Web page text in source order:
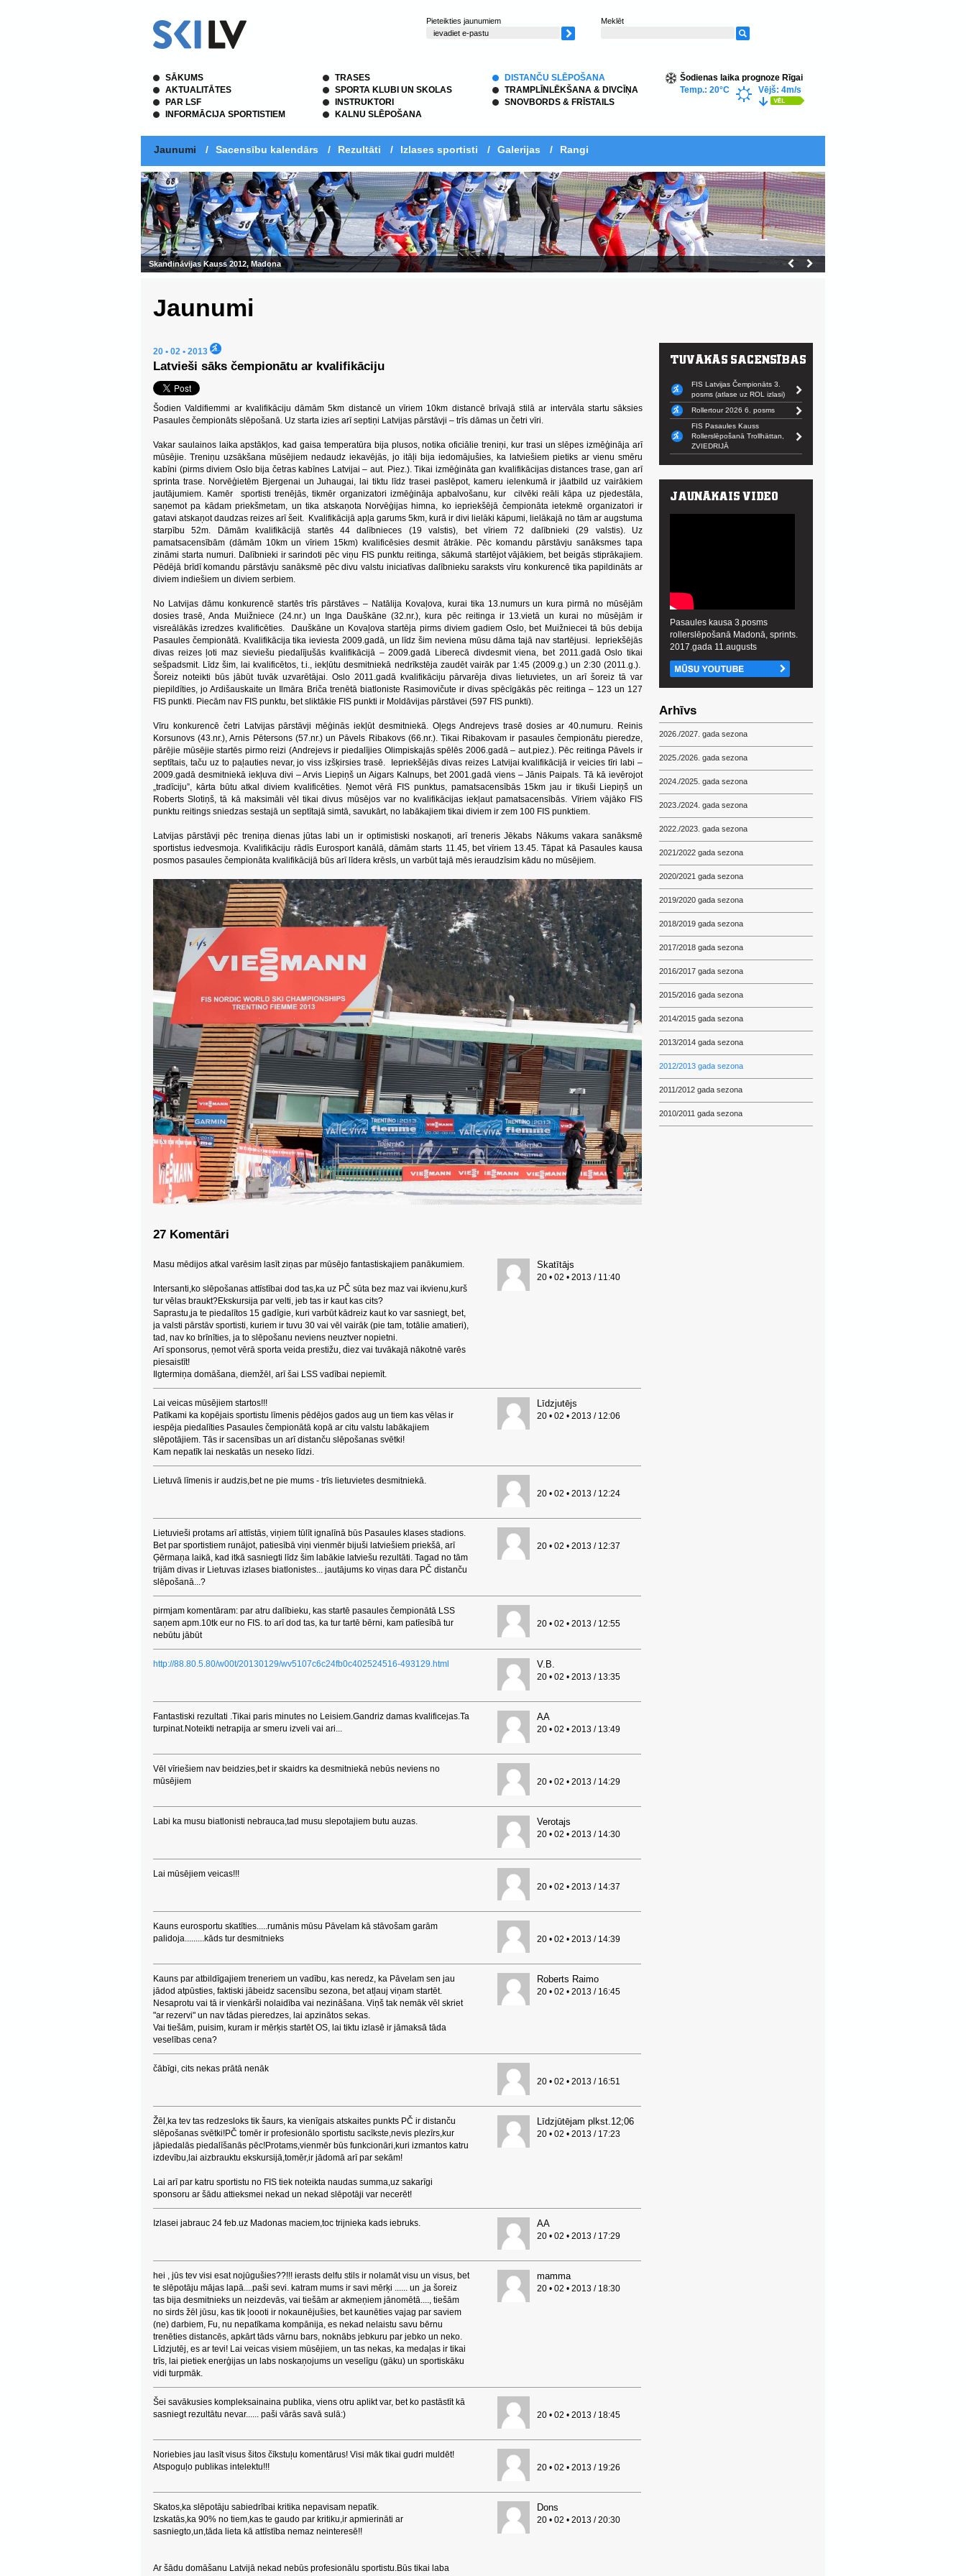
Pieteikties jaunumiem Meklēt
SĀKUMS
AKTUALITĀTES
PAR LSF
INFORMĀCIJA SPORTISTIEM
TRASES
SPORTA KLUBI UN SKOLAS
INSTRUKTORI
KALNU SLĒPOŠANA
DISTANČU SLĒPOŠANA
TRAMPLĪNLĒKŠANA & DIVCĪŅA
SNOVBORDS & FRĪSTAILS
Šodienas laika prognoze Rīgai
Temp.: 20°C
Vējš: 4m/s
Jaunumi / Sacensību kalendārs / Rezultāti / Izlases sportisti / Galerijas / Rangi
Jaunumi
20 • 02 • 2013
Latvieši sāks čempionātu ar kvalifikāciju
Šodien Valdifiemmi ar kvalifikāciju dāmām 5km distancē un vīriem 10km distancē brīvajā stilā ar intervāla startu sāksies
Pasaules čempionāts slēpošanā. Uz starta izies arī septiņi Latvijas pārstāvji – trīs dāmas un četri vīri.
Vakar saulainos laika apstākļos, kad gaisa temperatūra bija plusos, notika oficiālie treniņi, kur trasi un slēpes izmēģināja arī
mūsējie. Treniņu uzsākšana mūsējiem nedaudz iekavējās, jo itāļi bija iedomājušies, ka latviešiem pietiks ar vienu smēru
kabīni (pirms diviem Oslo bija četras kabīnes Latvijai – aut. Piez.). Tikai izmēģināta gan kvalifikācijas distances trase, gan arī
sprinta trase. Norvēģietēm Bjergenai un Juhaugai, lai tiktu līdz trasei paslēpot, kameru ielenkumā ir jāatbild uz vairākiem
jautājumiem. Kamēr sportisti trenējās, tikmēr organizatori izmēģināja apbalvošanu, kur cilvēki reāli kāpa uz pjedestāla,
saņemot pa kādam priekšmetam, un tika atskaņota Norvēģijas himna, ko iepriekšējā čempionāta ietekmē organizatori ir
gatavi atskaņot daudzas reizes arī šeit. Kvalifikācijā apļa garums 5km, kurā ir divi lielāki kāpumi, lielākajā no tām ar augstuma
starpību 52m. Dāmām kvalifikācijā startēs 44 dalībnieces (19 valstis), bet vīriem 72 dalībnieki (29 valstis). Uz
pamatsacensībām (dāmām 10km un vīriem 15km) kvalificēsies desmit ātrākie. Pēc komandu pārstāvju sanāksmes tapa
zināmi starta numuri. Dalībnieki ir sarindoti pēc viņu FIS punktu reitinga, sākumā startējot vājākiem, bet beigās stiprākajiem.
Pēdējā brīdī komandu pārstāvju sanāksmē pēc divu valstu iniciatīvas dalībnieku saraksts vīru konkurencē tika papildināts ar
diviem indiešiem un diviem serbiem.
No Latvijas dāmu konkurencē startēs trīs pārstāves – Natālija Kovaļova, kurai tika 13.numurs un kura pirmā no mūsējām
dosies trasē, Anda Muižniece (24.nr.) un Inga Dauškāne (32.nr.), kura pēc reitinga ir 13.vietā un kurai no mūsējām ir
visreālākās izredzes kvalificēties. Dauškāne un Kovaļova startēja pirms diviem gadiem Oslo, bet Muižniecei tā būs debija
Pasaules čempionātā. Kvalifikācija tika ieviesta 2009.gadā, un līdz šim neviena mūsu dāma tajā nav startējusi. Iepriekšējās
divas reizes ļoti maz sieviešu piedalījušās kvalifikācijā – 2009.gadā Liberecā divdesmit viena, bet 2011.gadā Oslo tikai
sešpadsmit. Līdz šim, lai kvalificētos, t.i., iekļūtu desmitniekā nedrīkstēja zaudēt vairāk par 1:45 (2009.g.) un 2:30 (2011.g.).
Šoreiz noteikti būs jābūt tuvāk uzvarētājai. Oslo 2011.gadā kvalifikāciju pārvarēja divas lietuvietes, un arī šoreiz tā var
piepildīties, jo Ardišauskaite un Ilmāra Briča trenētā biatloniste Rasimovičute ir divas spēcīgākās pēc reitinga – 123 un 127
FIS punkti. Piecām nav FIS punktu, bet sliktākie FIS punkti ir Moldāvijas pārstāvei (597 FIS punkti).
Vīru konkurencē četri Latvijas pārstāvji mēģinās iekļūt desmitniekā. Oļegs Andrejevs trasē dosies ar 40.numuru. Reinis
Korsunovs (43.nr.), Arnis Pētersons (57.nr.) un Pāvels Ribakovs (66.nr.). Tikai Ribakovam ir pasaules čempionātu pieredze,
pārējie mūsējie startēs pirmo reizi (Andrejevs ir piedalījies Olimpiskajās spēlēs 2006.gadā – aut.piez.). Pēc reitinga Pāvels ir
septītais, taču uz to paļauties nevar, jo viss izšķirsies trasē. Iepriekšējās divas reizes Latvijai kvalifikācijā ir veicies tīri labi –
2009.gadā desmitniekā iekļuva divi – Arvis Liepiņš un Aigars Kalnups, bet 2001.gadā viens – Jānis Paipals. Tā kā ievērojot
„tradīciju”, kārta būtu atkal diviem kvalificēties. Ņemot vērā FIS punktus, pamatsacensībās 15km jau ir tikuši Liepiņš un
Roberts Slotiņš, tā kā maksimāli vēl tikai divus mūsējos var no kvalifikācijas iekļaut pamatsacensībās. Vīriem vājāko FIS
punktu reitings sniedzas sestajā un septītajā simtā, savukārt, no labākajiem tikai diviem ir zem 100 FIS punktiem.
Latvijas pārstāvji pēc treniņa dienas jūtas labi un ir optimistiski noskaņoti, arī treneris Jēkabs Nākums vakara sanāksmē
sportistus iedvesmoja. Kvalifikāciju rādīs Eurosport kanālā, dāmām starts 11.45, bet vīriem 13.45. Tāpat kā Pasaules kausa
posmos pasaules čempionāta kvalifikācijā būs arī līdera krēsls, un varbūt tajā mēs ieraudzīsim kādu no mūsējiem.
27 Komentāri
Masu mēdijos atkal varēsim lasīt ziņas par mūsējo fantastiskajiem panākumiem.
Intersanti,ko slēpošanas attīstībai dod tas,ka uz PČ sūta bez maz vai ikvienu,kurš
tur vēlas braukt?Ekskursija par velti, jeb tas ir kaut kas cits?
Saprastu,ja te piedalītos 15 gadīgie, kuri varbūt kādreiz kaut ko var sasniegt, bet,
ja valsti pārstāv sportisti, kuriem ir tuvu 30 vai vēl vairāk (pie tam, totālie amatieri),
tad, nav ko brīnīties, ja to slēpošanu neviens neuztver nopietni.
Arī sponsorus, ņemot vērā sporta veida prestižu, diez vai tuvākajā nākotnē varēs
piesaistīt!
Ilgtermiņa domāšana, diemžēl, arī šai LSS vadībai nepiemīt.
Skatītājs
20 • 02 • 2013 / 11:40
Lai veicas mūsējiem startos!!!
Patīkami ka kopējais sportistu līmenis pēdējos gados aug un tiem kas vēlas ir
iespēja piedalīties Pasaules čempionātā kopā ar citu valstu labākajiem
slēpotājiem. Tās ir sacensības un arī distanču slēpošanas svētki!
Kam nepatīk lai neskatās un neseko līdzi.
Līdzjutējs
20 • 02 • 2013 / 12:06
Lietuvā līmenis ir audzis,bet ne pie mums - trīs lietuvietes desmitniekā.
20 • 02 • 2013 / 12:24
Lietuvieši protams arī attīstās, viņiem tūlīt ignalīnā būs Pasaules klases stadions.
Bet par sportistiem runājot, patiesībā viņi vienmēr bijuši latviešiem priekšā, arī
Ģērmaņa laikā, kad itkā sasniegti līdz šim labākie latviešu rezultāti. Tagad no tām
trijām divas ir Lietuvas izlases biatlonistes... jautājums ko viņas dara PČ distanču
slēpošanā...?
20 • 02 • 2013 / 12:37
pirmjam komentāram: par atru dalībieku, kas startē pasaules čempionātā LSS
saņem apm.10tk eur no FIS. to arī dod tas, ka tur tartē bērni, kam patīesībā tur
nebūtu jābūt
20 • 02 • 2013 / 12:55
http://88.80.5.80/w00t/20130129/wv5107c6c24fb0c402524516-493129.html V.B.
20 • 02 • 2013 / 13:35
Fantastiski rezultati .Tikai paris minutes no Leisiem.Gandriz damas kvalificejas.Ta
turpinat.Noteikti netrapija ar smeru izveli vai ari...
AA
20 • 02 • 2013 / 13:49
Vēl vīriešiem nav beidzies,bet ir skaidrs ka desmitniekā nebūs neviens no
mūsējiem
20 • 02 • 2013 / 14:29
Labi ka musu biatlonisti nebrauca,tad musu slepotajiem butu auzas. Verotajs
20 • 02 • 2013 / 14:30
Lai mūsējiem veicas!!!
20 • 02 • 2013 / 14:37
Kauns eurosportu skatīties.....rumānis mūsu Pāvelam kā stāvošam garām
palidoja.........kāds tur desmitnieks
20 • 02 • 2013 / 14:39
Kauns par atbildīgajiem treneriem un vadību, kas neredz, ka Pāvelam sen jau
jādod atpūsties, faktiski jābeidz sacensību sezona, bet atļauj viņam startēt.
Nesaprotu vai tā ir vienkārši nolaidība vai nezināšana. Viņš tak nemāk vēl skriet
"ar rezervi" un nav tādas pieredzes, lai apzinātos sekas.
Vai tiešām, puisim, kuram ir mērķis startēt OS, lai tiktu izlasē ir jāmaksā tāda
veselības cena?
Roberts Raimo
20 • 02 • 2013 / 16:45
čābīgi, cits nekas prātā nenāk
20 • 02 • 2013 / 16:51
Žēl,ka tev tas redzesloks tik šaurs, ka vienīgais atskaites punkts PČ ir distanču
slēpošanas svētki!PČ tomēr ir profesionālo sportistu sacīkste,nevis plezīrs,kur
jāpiedalās piedalīšanās pēc!Protams,vienmēr būs funkcionāri,kuri izmantos katru
izdevību,lai aizbrauktu ekskursijā,tomēr,ir jādomā arī par sekām!
Lai arī par katru sportistu no FIS tiek noteikta naudas summa,uz sakarīgi
sponsoru ar šādu attieksmei nekad un nekad slēpotāji var necerēt!
Līdzjūtējam plkst.12;06
20 • 02 • 2013 / 17:23
Izlasei jabrauc 24 feb.uz Madonas maciem,toc trijnieka kads iebruks. AA
20 • 02 • 2013 / 17:29
hei , jūs tev visi esat nojūgušies??!!! ierasts delfu stils ir nolamāt visu un visus, bet
te slēpotāju mājas lapā....paši sevi. katram mums ir savi mērķi ...... un ,ja šoreiz
tas bija desmitnieks un neizdevās, vai tiešām ar akmeņiem jānomētā...., tiešām
no sirds žēl jūsu, kas tik ļoooti ir nokaunējušies, bet kaunēties vajag par saviem
(ne) darbiem, Fu, nu nepatīkama kompānija, es nekad nelaistu savu bērnu
trenēties distancēs, apkārt tāds vārnu bars, noknābs jebkuru par jebko un neko.
Līdzjutēj, es ar tevi! Lai veicas visiem mūsējiem, un tas nekas, ka medaļas ir tikai
trīs, lai pietiek enerģijas un labs noskaņojums un veselīgu (gāku) un sportiskāku
vidi turpmāk.
mamma
20 • 02 • 2013 / 18:30
Šei savākusies kompleksainaina publika, viens otru aplikt var, bet ko pastāstīt kā
sasniegt rezultātu nevar...... paši vārās savā sulā:)
20 • 02 • 2013 / 18:45
Noriebies jau lasīt visus šitos čīkstuļu komentārus! Visi māk tikai gudri muldēt!
Atspoguļo publikas intelektu!!!
20 • 02 • 2013 / 19:26
Skatos,ka slēpotāju sabiedrībai kritika nepavisam nepatīk.
Izskatās,ka 90% no tiem,kas te gaudo par kritiku,ir apmierināti ar
sasniegto,un,tāda lieta kā attīstība nemaz neinteresē!!
Ar šādu domāšanu Latvijā nekad nebūs profesionālu sportistu.Būs tikai laba
Dons
20 • 02 • 2013 / 20:30
FIS Latvijas Čempionāts 3.
posms (atlase uz ROL izlasi)
Rollertour 2026 6. posms
FIS Pasaules Kauss
Rollerslēpošanā Trollhättan,
ZVIEDRIJĀ
Pasaules kausa 3.posms
rollerslēpošanā Madonā, sprints.
2017.gada 11.augusts
Arhīvs
2026./2027. gada sezona
2025./2026. gada sezona
2024./2025. gada sezona
2023./2024. gada sezona
2022./2023. gada sezona
2021/2022 gada sezona
2020/2021 gada sezona
2019/2020 gada sezona
2018/2019 gada sezona
2017/2018 gada sezona
2016/2017 gada sezona
2015/2016 gada sezona
2014/2015 gada sezona
2013/2014 gada sezona
2012/2013 gada sezona
2011/2012 gada sezona
2010/2011 gada sezona